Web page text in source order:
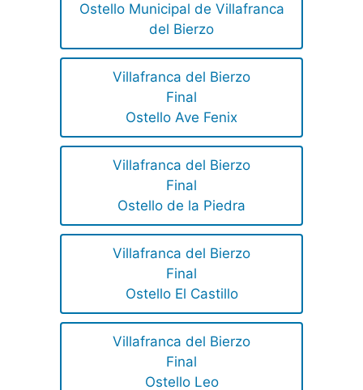
Ostello Municipal de Villafranca
del Bierzo
Villafranca del Bierzo
Final
Ostello Ave Fenix
Villafranca del Bierzo
Final
Ostello de la Piedra
Villafranca del Bierzo
Final
Ostello El Castillo
Villafranca del Bierzo
Final
Ostello Leo